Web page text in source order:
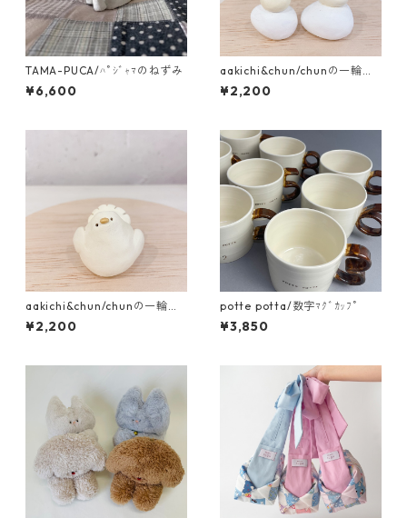
TAMA-PUCA/ﾊﾟｼﾞｬﾏのねずみ
¥6,600
aakichi&chun/chunの一輪挿
し 乗っかりたまご
¥2,200
aakichi&chun/chunの一輪挿
し ｸｼﾞｬｸﾊﾞﾄ
¥2,200
potte potta/数字ﾏｸﾞｶｯﾌﾟ
¥3,850